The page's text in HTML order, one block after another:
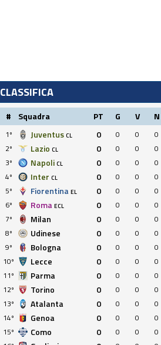
CLASSIFICA
# Squadra PT G V N
1º Juventus CL 0 0 0 0
2º
Lazio CL 0 0 0 0
3º
Napoli CL 0 0 0 0
4º
Inter CL 0 0 0 0
5º
Fiorentina EL 0 0 0 0
6º
Roma ECL 0 0 0 0
7º
Milan 0 0 0 0
8º
Udinese 0 0 0 0
9º
Bologna 0 0 0 0
10º
Lecce 0 0 0 0
11º
Parma 0 0 0 0
12º
Torino 0 0 0 0
13º
Atalanta 0 0 0 0
14º
Genoa 0 0 0 0
15º
Como 0 0 0 0